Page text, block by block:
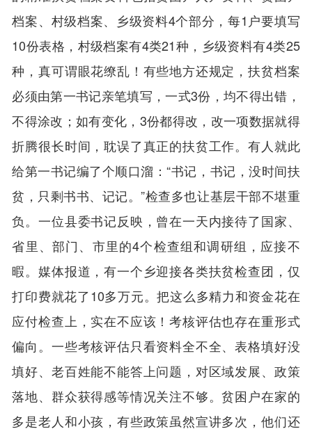
档案、村级档案、乡级资料4个部分，每1户要填写
10份表格，村级档案有4类21种，乡级资料有4类25
种，真可谓眼花缭乱！有些地方还规定，扶贫档案
必须由第一书记亲笔填写，一式3份，均不得出错，
不得涂改；如有变化，3份都得改，改一项数据就得
折腾很长时间，耽误了真正的扶贫工作。有人就此
给第一书记编了个顺口溜：“书记，书记，没时间扶
贫，只剩书书、记记。”检查多也让基层干部不堪重
负。一位县委书记反映，曾在一天内接待了国家、
省里、部门、市里的4个检查组和调研组，应接不
暇。媒体报道，有一个乡迎接各类扶贫检查团，仅
打印费就花了10多万元。把这么多精力和资金花在
应付检查上，实在不应该！考核评估也存在重形式
偏向。一些考核评估只看资料全不全、表格填好没
填好、老百姓能不能答上问题，对区域发展、政策
落地、群众获得感等情况关注不够。贫困户在家的
多是老人和小孩，有些政策虽然宣讲多次，他们还